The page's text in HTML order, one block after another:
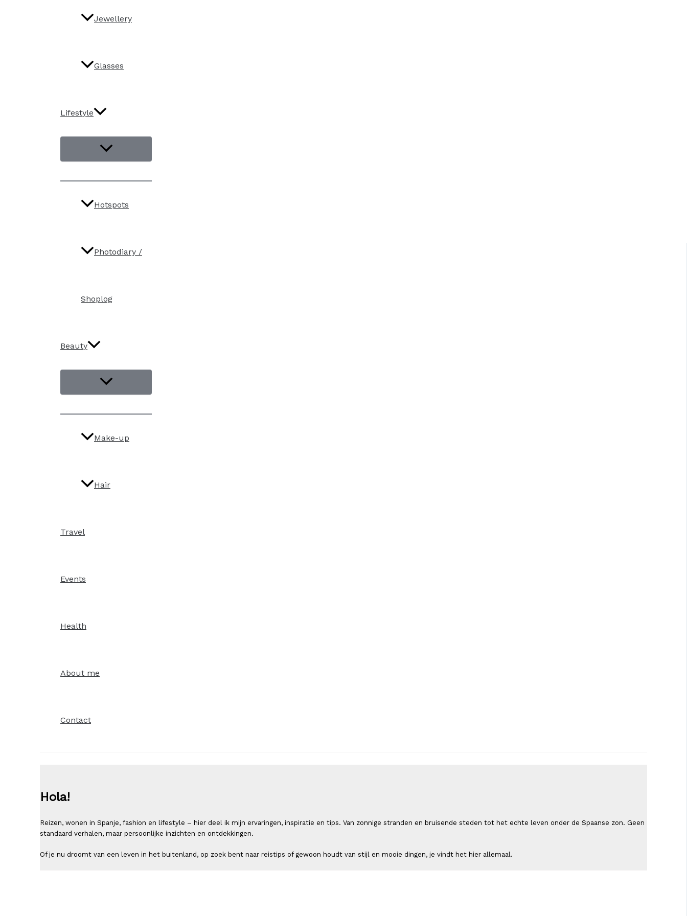
Jewellery
Glasses
Lifestyle
Hotspots
Photodiary /
Shoplog
Beauty
Make-up
Hair
Travel
Events
Health
About me
Contact
Hola!
Reizen, wonen in Spanje, fashion en lifestyle – hier deel ik mijn ervaringen, inspiratie en tips. Van zonnige stranden en bruisende steden tot het echte leven onder de Spaanse zon. Geen
standaard verhalen, maar persoonlijke inzichten en ontdekkingen.
Of je nu droomt van een leven in het buitenland, op zoek bent naar reistips of gewoon houdt van stijl en mooie dingen, je vindt het hier allemaal.